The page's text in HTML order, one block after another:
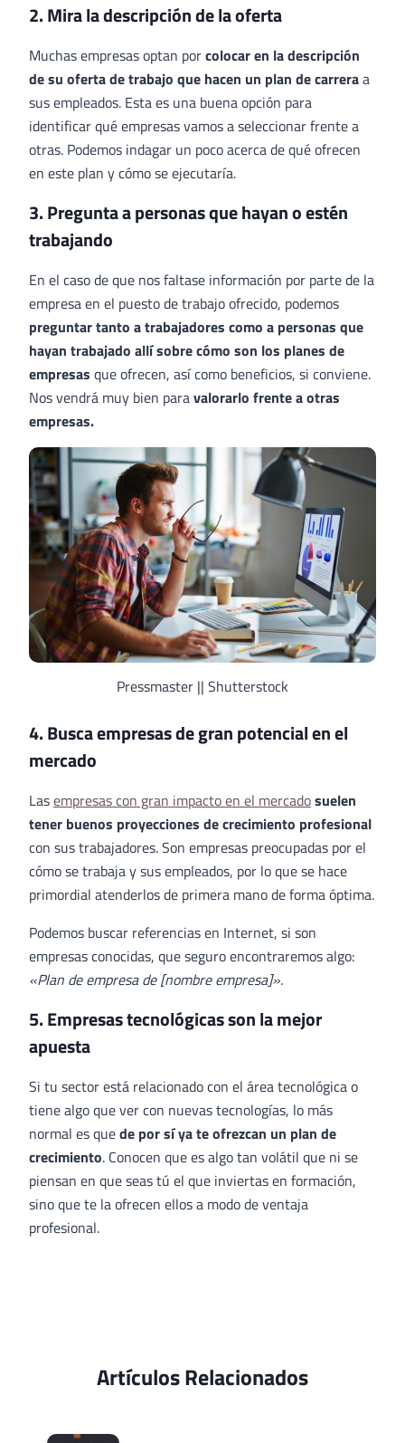
2. Mira la descripción de la oferta
Muchas empresas optan porcolocar en la descripción
de su oferta de trabajo que hacen un plan de carreraa
sus empleados. Esta es una buena opción para
identificar qué empresas vamos a seleccionar frente a
otras. Podemos indagar un poco acerca de qué ofrecen
en este plan y cómo se ejecutaría.
3. Pregunta a personas que hayan o estén
trabajando
En el caso de que nos faltase información por parte de la
empresa en el puesto de trabajo ofrecido, podemos
preguntar tanto a trabajadores como a personas que
hayan trabajado allí sobre cómo son los planes de
empresas que ofrecen, así como beneficios, si conviene.
Nos vendrá muy bien paravalorarlo frente a otras
empresas.
Pressmaster || Shutterstock
4. Busca empresas de gran potencial en el
mercado
Lasempresas con gran impacto en el mercadosuelen
tener buenos proyecciones de crecimiento profesional
con sus trabajadores. Son empresas preocupadas por el
cómo se trabaja y sus empleados, por lo que se hace
primordial atenderlos de primera mano de forma óptima.
Podemos buscar referencias en Internet, si son
empresas conocidas, que seguro encontraremos algo:
«Plan de empresa de [nombre empresa]».
5. Empresas tecnológicas son la mejor
apuesta
Si tu sector está relacionado con el área tecnológica o
tiene algo que ver con nuevas tecnologías, lo más
normal es quede por sí ya te ofrezcan un plan de
crecimiento. Conocen que es algo tan volátil que ni se
piensan en que seas tú el que inviertas en formación,
sino que te la ofrecen ellos a modo de ventaja
profesional.
Artículos Relacionados